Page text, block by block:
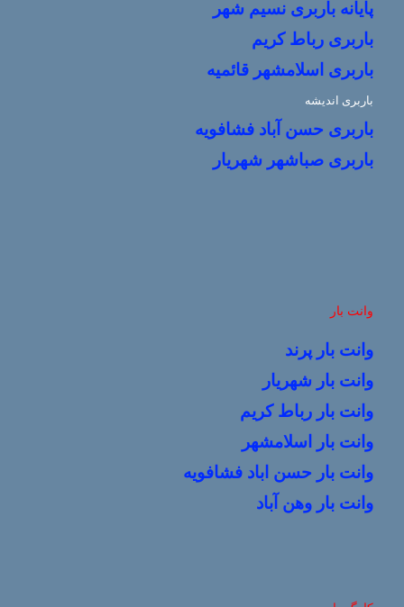
پایانه باربری نسیم شهر
باربری رباط کریم
باربری اسلامشهر قائمیه
باربری اندیشه
باربری حسن آباد فشافویه
باربری صباشهر شهریار
وانت بار
وانت بار پرند
وانت بار شهریار
وانت بار رباط کریم
وانت بار اسلامشهر
وانت بار حسن اباد فشافویه
وانت بار وهن آباد